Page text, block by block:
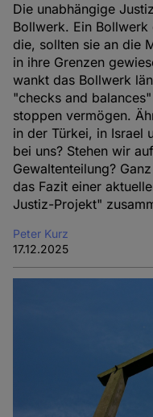
Die unabhängige
Bollwerk. Ein
die, sollten sie an die
in ihre Grenzen
wankt das Bollwerk
"checks and
stoppen vermögen.
in der Türkei, in Israel
bei uns? Stehen wir
Gewaltenteilung?
das Fazit einer
Justiz-Projekt"
Peter Kurz
17.12.2025